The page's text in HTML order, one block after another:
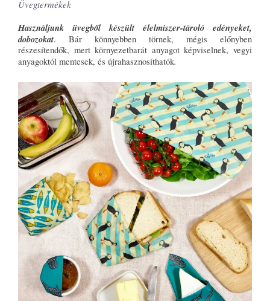
Üvegtermékek
Használjunk üvegből készült élelmiszer-tároló edényeket,
dobozokat. Bár könnyebben törnek, mégis előnyben
részesítendők, mert környezetbarát anyagot képviselnek, vegyi
anyagoktól mentesek, és újrahasznosíthatók.